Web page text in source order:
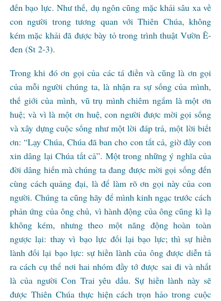
đến bạo lực. Như thế, dụ ngôn cũng mặc khải sâu xa về
con người trong tương quan với Thiên Chúa, không
kém mặc khải đã được bày tỏ trong trình thuật Vườn Ê-
đen (St 2-3).
Trong khi đó ơn gọi của các tá điền và cũng là ơn gọi
của mỗi người chúng ta, là nhận ra sự sống của mình,
thế giới của mình, vũ trụ mình chiêm ngắm là một ơn
huệ; và vì là một ơn huệ, con người được mời gọi sống
và xây dựng cuộc sống như một lời đáp trả, một lời biết
ơn: “Lạy Chúa, Chúa đã ban cho con tất cả, giờ đây con
xin dâng lại Chúa tất cả”. Một trong những ý nghĩa của
đời dâng hiến mà chúng ta đang được mời gọi sống đến
cùng cách quảng đại, là để làm rõ ơn gọi này của con
người. Chúng ta cũng hãy để mình kinh ngạc trước cách
phản ứng của ông chủ, vì hành động của ông cũng kì lạ
không kém, nhưng theo một năng động hoàn toàn
ngược lại: thay vì bạo lực đối lại bạo lực; thì sự hiền
lành đối lại bạo lực: sự hiền lành của ông được diễn tả
ra cách cụ thể nơi hai nhóm đầy tớ được sai đi và nhất
là của người Con Trai yêu dấu. Sự hiền lành này sẽ
được Thiên Chúa thực hiện cách trọn hảo trong cuộc